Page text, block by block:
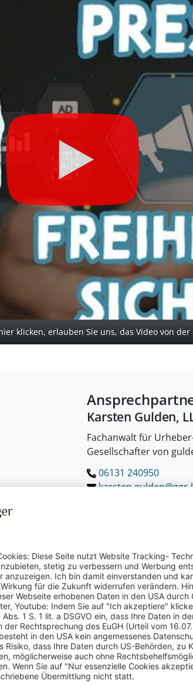
klicken, erlauben Sie uns, das Video von
Karsten Gulden,
Fachanwalt für
Gesellschafter von
06131 240950
karsten.gulden@ggr-
Karsten
Profi benötigt, ist bei Karsten
ideale Rechtsexperte für
Einmaleins lernen sollen: Auf